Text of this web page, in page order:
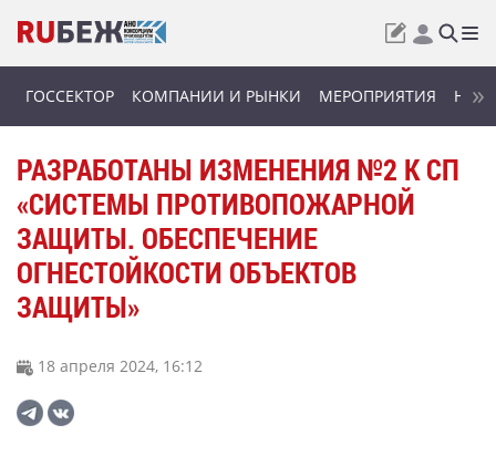
ГОССЕКТОР КОМПАНИИ И РЫНКИ МЕРОПРИЯТИЯ
РАЗРАБОТАНЫ ИЗМЕНЕНИЯ №2 К СП
«СИСТЕМЫ ПРОТИВОПОЖАРНОЙ
ЗАЩИТЫ. ОБЕСПЕЧЕНИЕ
ОГНЕСТОЙКОСТИ ОБЪЕКТОВ
ЗАЩИТЫ»
18 апреля 2024, 16:12